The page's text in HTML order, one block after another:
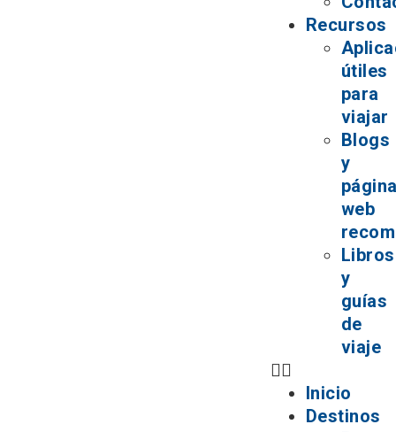
Recursos
útiles
para
viajar
Blogs
y
web
Libros
y
guías
de
viaje
Inicio
Destinos